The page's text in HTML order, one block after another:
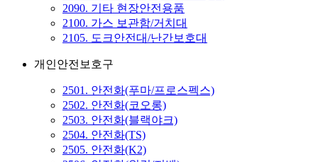
2090. 기타 현장안전용품
2100. 가스 보관함/거치대
2105. 도크안전대/난간보호대
개인안전보호구
2501. 안전화(푸마/프로스펙스)
2502. 안전화(코오롱)
2503. 안전화(블랙야크)
2504. 안전화(TS)
2505. 안전화(K2)